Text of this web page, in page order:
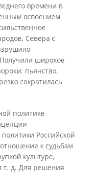
времени в
освоением
Севера с
широкое
пьянство,
сократилась
политике
Российской
к судьбам
культуре,
т. д. Для решения